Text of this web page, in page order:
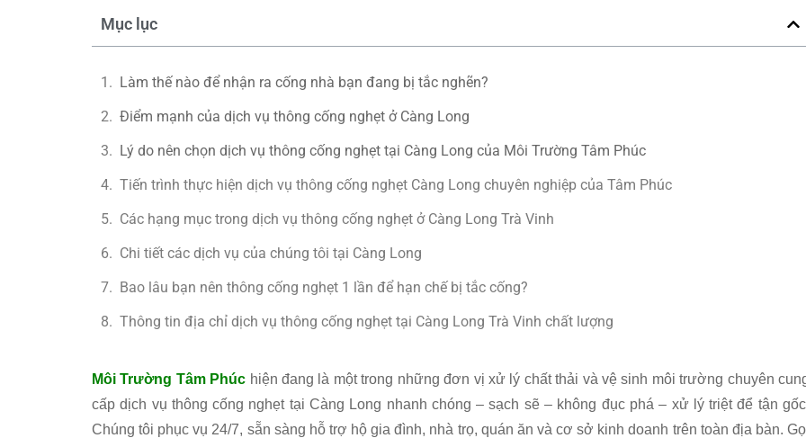
Mục lục
Làm thế nào để nhận ra cống nhà bạn đang bị tắc nghẽn?
Điểm mạnh của dịch vụ thông cống nghẹt ở Càng Long
Lý do nên chọn dịch vụ thông cống nghẹt tại Càng Long của Môi Trường Tâm Phúc
Tiến trình thực hiện dịch vụ thông cống nghẹt Càng Long chuyên nghiệp của Tâm Phúc
Các hạng mục trong dịch vụ thông cống nghẹt ở Càng Long Trà Vinh
Chi tiết các dịch vụ của chúng tôi tại Càng Long
Bao lâu bạn nên thông cống nghẹt 1 lần để hạn chế bị tắc cống?
Thông tin địa chỉ dịch vụ thông cống nghẹt tại Càng Long Trà Vinh chất lượng
Môi Trường Tâm Phúc hiện đang là một trong những đơn vị xử lý chất thải và vệ sinh môi trường chuyên
cấp dịch vụ thông cống nghẹt tại Càng Long nhanh chóng – sạch sẽ – không đục phá – xử lý triệt để tận
Chúng tôi phục vụ 24/7, sẵn sàng hỗ trợ hộ gia đình, nhà trọ, quán ăn và cơ sở kinh doanh trên toàn địa bàn.